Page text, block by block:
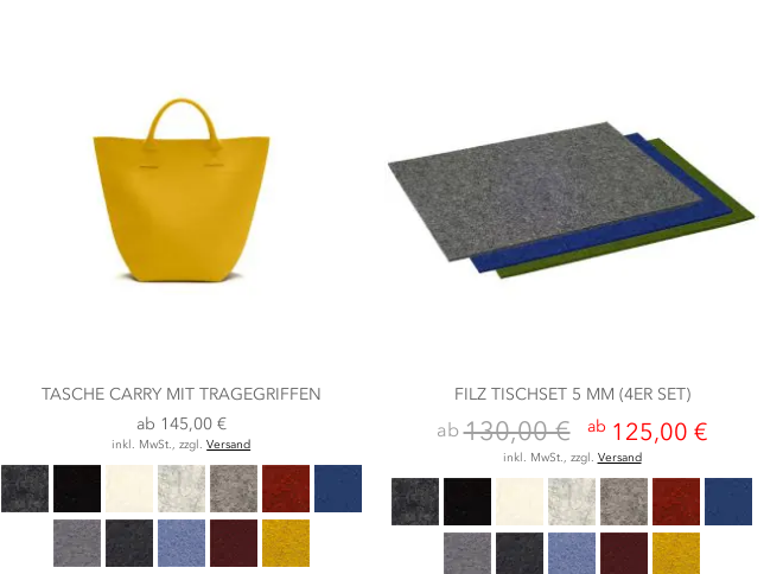
TASCHE CARRY MIT TRAGEGRIFFEN
ab 145,00 €
inkl. MwSt., zzgl.Versand
FILZ TISCHSET 5 MM (4ER SET)
ab 125,00 €
ab130,00 €
inkl. MwSt., zzgl. Versand